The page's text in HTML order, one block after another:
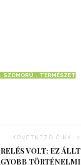
SZOMORÚ
TERMÉSZET
KÖVETKEZŐ CIKK
VOLT: EZ ÁLLT
TÖRTÉNELMI